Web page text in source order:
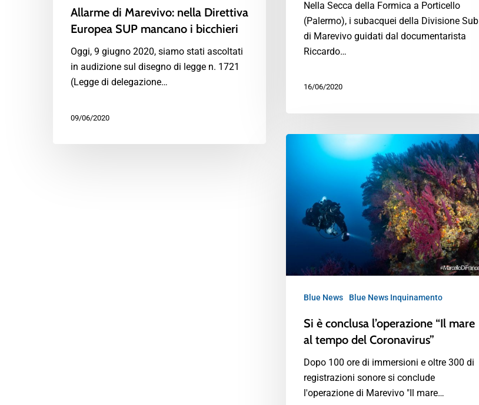
Nella Secca della Formica a Porticello
(Palermo), i subacquei della Divisione Sub
di Marevivo guidati dal documentarista
Riccardo…
16/06/2020
Allarme di Marevivo: nella Direttiva
Europea SUP mancano i bicchieri
Oggi, 9 giugno 2020, siamo stati ascoltati
in audizione sul disegno di legge n. 1721
(Legge di delegazione…
09/06/2020
Blue News Blue News Inquinamento
Si è conclusa l’operazione “Il mare
al tempo del Coronavirus”
Dopo 100 ore di immersioni e oltre 300 di
registrazioni sonore si conclude
l'operazione di Marevivo "Il mare…